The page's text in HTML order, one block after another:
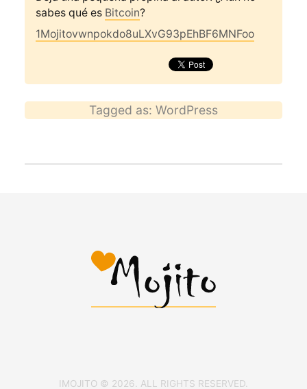
sabes qué es Bitcoin?
1Mojitovwnpokdo8uLXvG93pEhBF6MNFoo
Tagged as: WordPress
IMOJITO © 2026. ALL RIGHTS RESERVED.